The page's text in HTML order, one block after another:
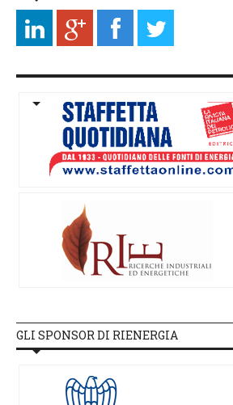
GLI SPONSOR DI RIENERGIA